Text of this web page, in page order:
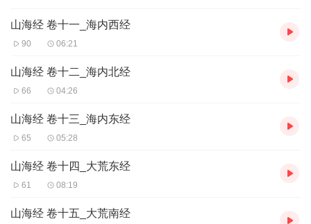
山海经 卷十一_海内西经
90 06:21
山海经 卷十二_海内北经
66 04:26
山海经 卷十三_海内东经
65 05:28
山海经 卷十四_大荒东经
61 08:19
山海经 卷十五_大荒南经